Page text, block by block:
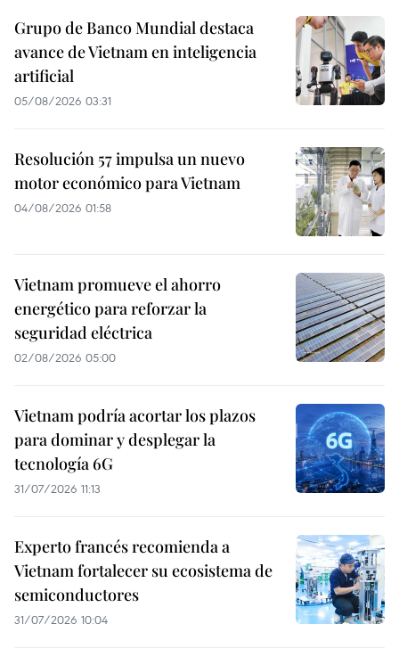
Grupo de Banco Mundial destaca
avance de Vietnam en inteligencia
artificial
05/08/2026 03:31
Resolución 57 impulsa un nuevo
motor económico para Vietnam
04/08/2026 01:58
Vietnam promueve el ahorro
energético para reforzar la
seguridad eléctrica
02/08/2026 05:00
Vietnam podría acortar los plazos
para dominar y desplegar la
tecnología 6G
31/07/2026 11:13
Experto francés recomienda a
Vietnam fortalecer su ecosistema de
semiconductores
31/07/2026 10:04